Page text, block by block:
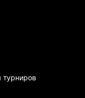
турниров